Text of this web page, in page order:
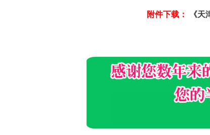
附件下载： 《